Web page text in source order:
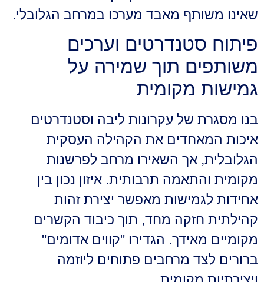
שאינו משותף מאבד מערכו במרחב הגלובלי.
פיתוח סטנדרטים וערכים
משותפים תוך שמירה על
גמישות מקומית
בנו מסגרת של עקרונות ליבה וסטנדרטים
איכות המאחדים את הקהילה העסקית
הגלובלית, אך השאירו מרחב לפרשנות
מקומית והתאמה תרבותית. איזון נכון בין
אחידות לגמישות מאפשר יצירת זהות
קהילתית חזקה מחד, תוך כיבוד הקשרים
מקומיים מאידך. הגדירו "קווים אדומים"
ברורים לצד מרחבים פתוחים ליוזמה